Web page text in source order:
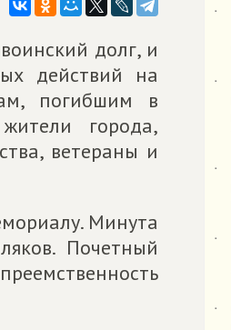
долг, и
действий на
погибшим в
города,
ветераны и
Минута
Почетный
˙
˙
˙
˙
˙